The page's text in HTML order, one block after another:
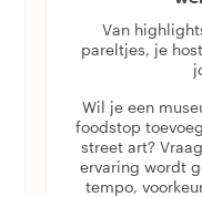
Van
pareltjes, je
Wil je een
foodstop
street art?
ervaring wordt
tempo,